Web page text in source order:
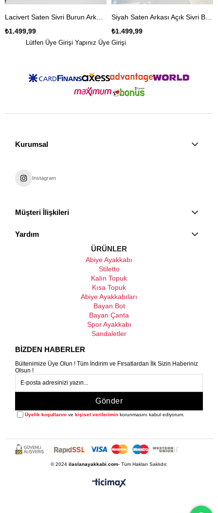
₺1.499,99
₺1.499,99
Lütfen Üye Girişi Yapınız Üye Girişi
Kurumsal
Instagram
Müşteri İlişkileri
Yardım
ÜRÜNLER
Abiye Ayakkabı
Stiletto
Kalın Topuk
Kısa Topuk
Abiye Ayakkabıları
Bayan Bot
Bayan Çanta
Spor Ayakkabı
Sandaletler
BİZDEN HABERLER
Bültenimize Üye Olun ! Tüm İndirim ve Fırsatlardan İlk Sizin Haberiniz
Olsun !
Gönder
Üyelik koşullarını vekişisel verilerimin korunmasını kabul ediyorum.
© 2024 ilaslanayakkabi.com- Tüm Hakları Saklıdır.